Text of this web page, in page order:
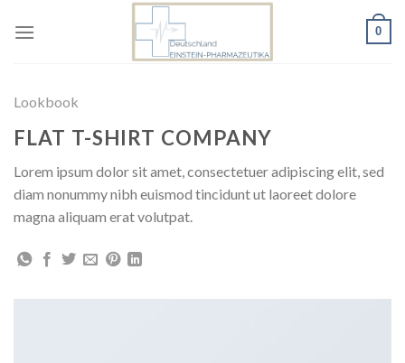
0
Lookbook
FLAT T-SHIRT COMPANY
Lorem ipsum dolor sit amet, consectetuer adipiscing elit, sed
diam nonummy nibh euismod tincidunt ut laoreet dolore
magna aliquam erat volutpat.